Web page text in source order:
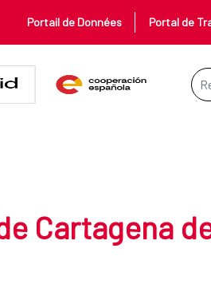
Indias:
Portail de Données Portal de
Cartagena